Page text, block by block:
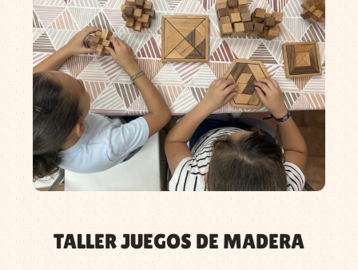
TALLER JUEGOS DE MADERA